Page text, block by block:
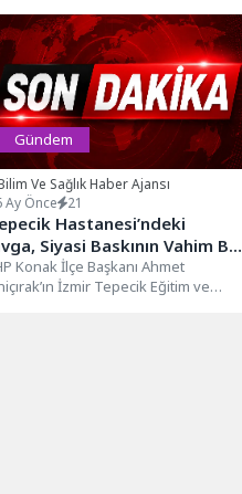
Gündem
Ve Sağlık Haber Ajansı
Ay Önce 21
Hastanesi’ndeki
Siyasi Baskının Vahim Bir
Konak İlçe Başkanı Ahmet
İzmir Tepecik Eğitim ve